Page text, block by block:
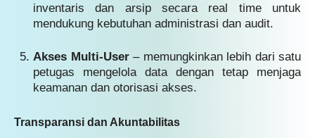
inventaris dan arsip secara real time untuk
mendukung kebutuhan administrasi dan audit.
Akses Multi-User– memungkinkan lebih dari satu
petugas mengelola data dengan tetap menjaga
keamanan dan otorisasi akses.
Transparansi dan Akuntabilitas